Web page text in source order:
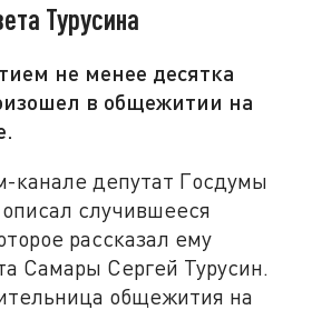
Турусина
не менее десятка
в общежитии на
канале депутат Госдумы
случившееся
рассказал ему
Самары Сергей Турусин.
общежития на